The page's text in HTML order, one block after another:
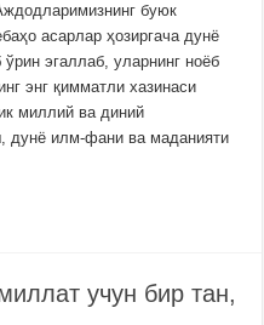
буюк
асарлар ҳозиргача дунё
эгаллаб, уларнинг ноёб
энг қимматли хазинаси
миллий ва диний
дунё илм-фани ва маданияти
учун бир тан,